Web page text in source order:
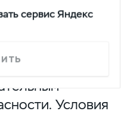
работы
что
типу
Условия
сервис Яндекс